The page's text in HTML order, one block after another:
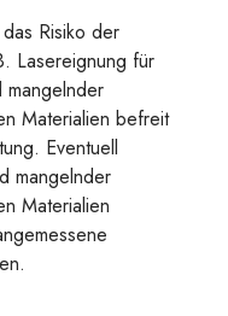
Risiko der
Lasereignung für
mangelnder
Materialien befreit
Eventuell
mangelnder
Materialien